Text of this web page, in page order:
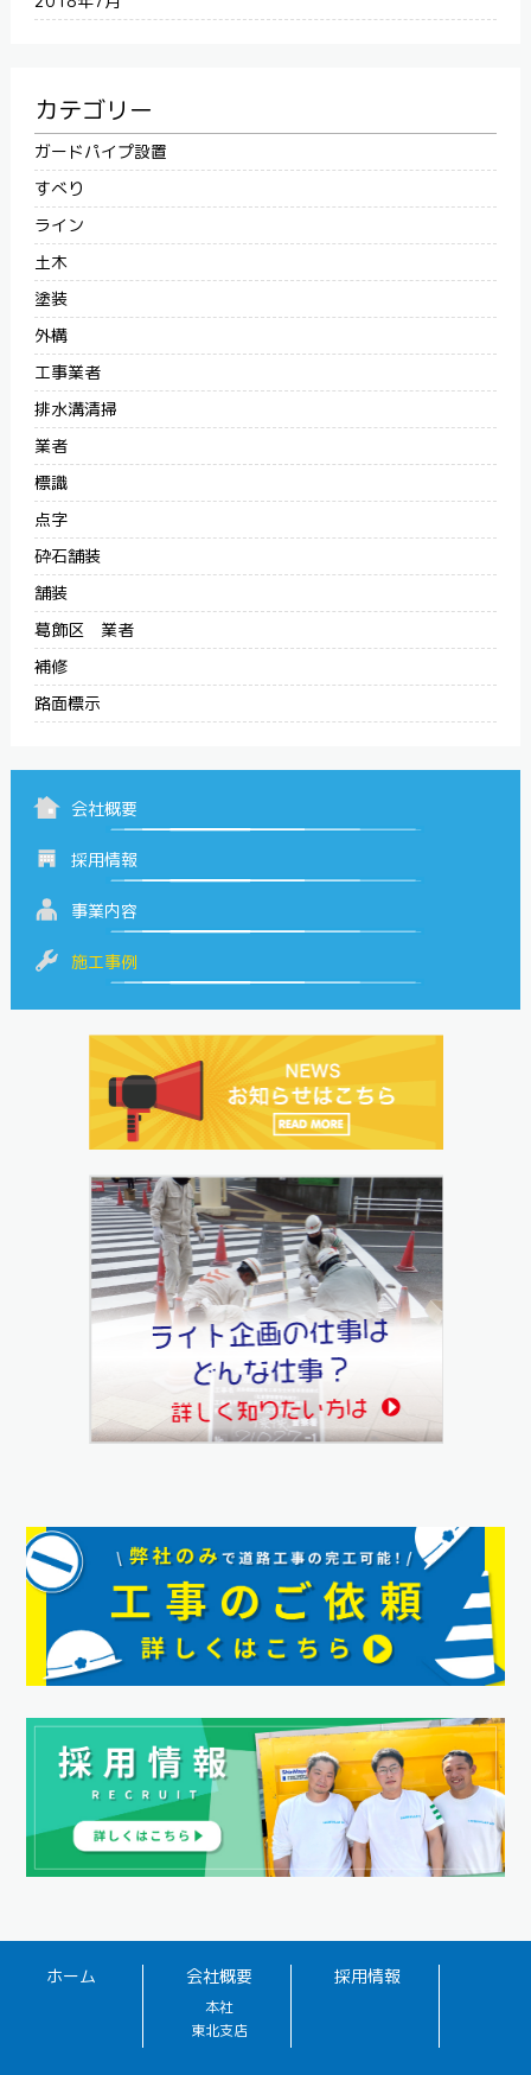
カテゴリー
ガードパイプ設置
すべり
ライン
土木
塗装
外構
工事業者
排水溝清掃
業者
標識
点字
砕石舗装
舗装
葛飾区 業者
補修
路面標示
会社概要
採用情報
事業内容
施工事例
ホーム 会社概要
本社
東北支店
採用情報